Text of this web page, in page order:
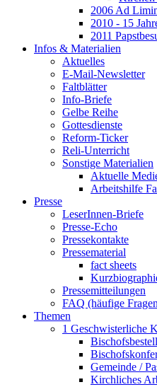
2006 Ad
2010 - 15
2011
Infos & Materialien
Aktuelles
E-Mail-Newsletter
Faltblätter
Info-Briefe
Gelbe Reihe
Gottesdienste
Reform-Ticker
Reli-Unterricht
Sonstige Materialien
Aktuelle
Arbeitshilfe
Presse
LeserInnen-Briefe
Presse-Echo
Pressekontakte
Pressematerial
fact sheets
Pressemitteilungen
FAQ (häufige
Themen
1 Geschwisterliche
Gemeinde /
Kirchliches